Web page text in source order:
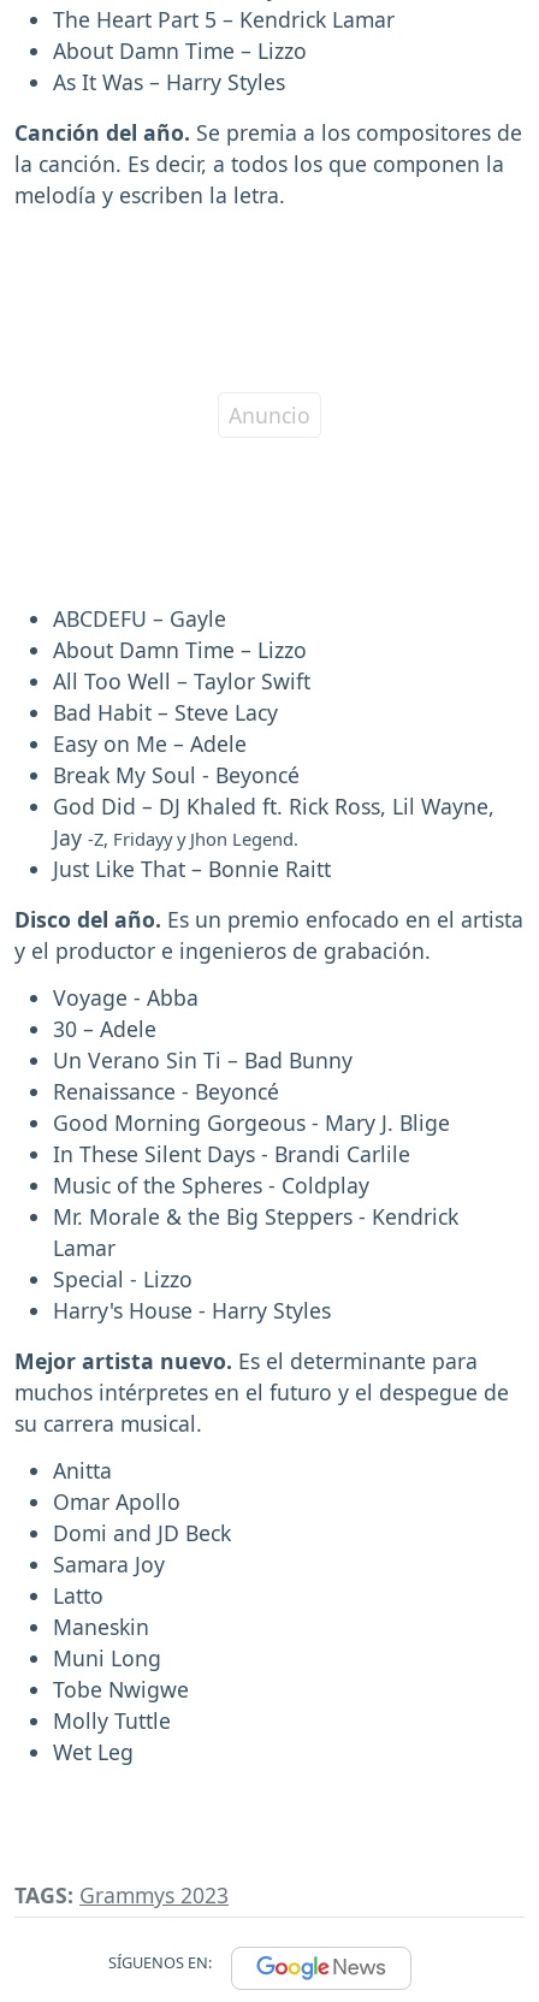
The Heart Part 5 – Kendrick Lamar
About Damn Time – Lizzo
As It Was – Harry Styles
Canción del año. Se premia a los compositores de
la canción. Es decir, a todos los que componen la
melodía y escriben la letra.
ABCDEFU – Gayle
About Damn Time – Lizzo
All Too Well – Taylor Swift
Bad Habit – Steve Lacy
Easy on Me – Adele
Break My Soul - Beyoncé
God Did – DJ Khaled ft. Rick Ross, Lil Wayne,
Jay -Z, Fridayy y Jhon Legend.
Just Like That – Bonnie Raitt
Disco del año. Es un premio enfocado en el artista
y el productor e ingenieros de grabación.
Voyage - Abba
30 – Adele
Un Verano Sin Ti – Bad Bunny
Renaissance - Beyoncé
Good Morning Gorgeous - Mary J. Blige
In These Silent Days - Brandi Carlile
Music of the Spheres - Coldplay
Mr. Morale & the Big Steppers - Kendrick
Lamar
Special - Lizzo
Harry's House - Harry Styles
Mejor artista nuevo. Es el determinante para
muchos intérpretes en el futuro y el despegue de
su carrera musical.
Anitta
Omar Apollo
Domi and JD Beck
Samara Joy
Latto
Maneskin
Muni Long
Tobe Nwigwe
Molly Tuttle
Wet Leg
TAGS: Grammys 2023
SÍGUENOS EN: